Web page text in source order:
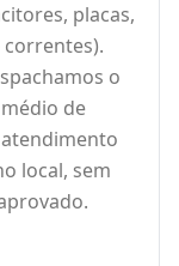
placas,
o
de
local, sem